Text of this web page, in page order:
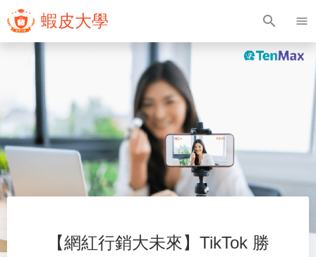
蝦皮大學 search menu
【網紅行銷大未來】TikTok 勝